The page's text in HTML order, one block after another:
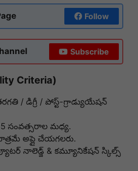
Follow
Subscribe
Criteria)
/ డిగ్రీ / పోస్ట్-గ్రాడ్యుయేషన్
సంవత్సరాల మధ్య.
అప్లై చేయగలరు.
నాలెడ్జ్ & కమ్యూనికేషన్ స్కిల్స్